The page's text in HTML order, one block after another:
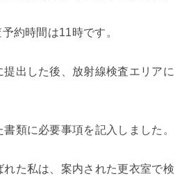
約時間は11時です。
出した後、放射線検査エリアに
類に必要事項を記入しました。
た私は、案内された更衣室で検